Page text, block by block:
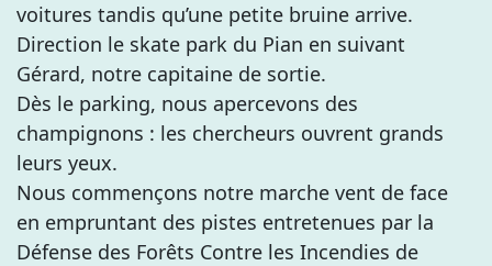
voitures tandis qu’une petite bruine arrive.
Direction le skate park du Pian en suivant
Gérard, notre capitaine de sortie.
Dès le parking, nous apercevons des
champignons : les chercheurs ouvrent grands
leurs yeux.
Nous commençons notre marche vent de face
en empruntant des pistes entretenues par la
Défense des Forêts Contre les Incendies de